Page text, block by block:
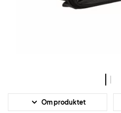
Om produktet